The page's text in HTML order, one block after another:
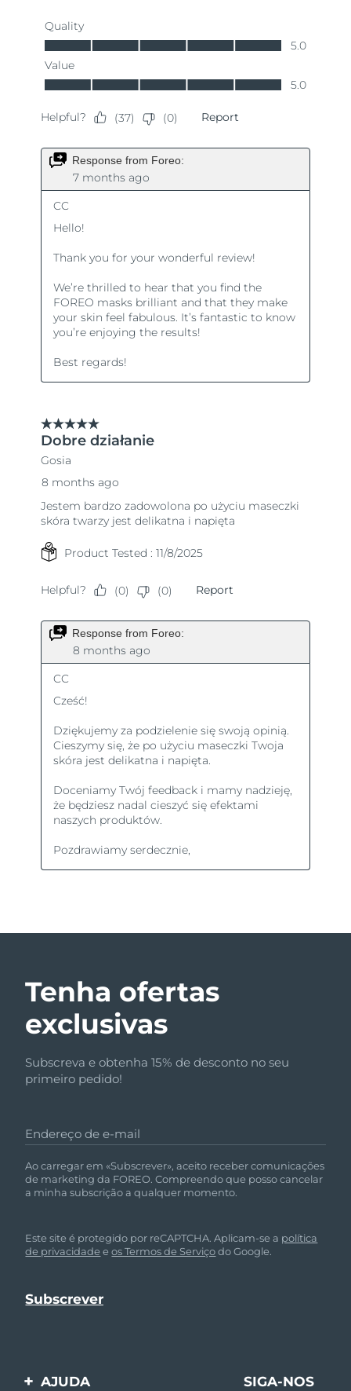
Tenha ofertas
exclusivas
Subscreva e obtenha 15% de desconto no seu
primeiro pedido!
Endereço de e-mail
Ao carregar em «Subscrever», aceito receber comunicações
de marketing da FOREO. Compreendo que posso cancelar
a minha subscrição a qualquer momento.
Este site é protegido por reCAPTCHA. Aplicam-se a política
de privacidade eos Termos de Serviçodo Google.
AJUDA SIGA-NOS